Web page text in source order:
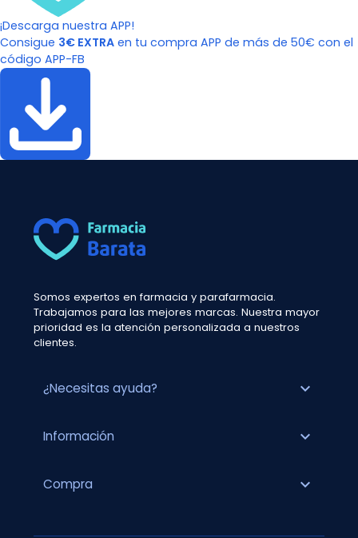
¡Descarga nuestra APP!
Consigue 3€ EXTRA en tu compra APP de más de 50€ con el
código APP-FB
Somos expertos en farmacia y parafarmacia.
Trabajamos para las mejores marcas. Nuestra mayor
prioridad es la atención personalizada a nuestros
clientes.
¿Necesitas ayuda? expand_more
Información expand_more
Compra expand_more